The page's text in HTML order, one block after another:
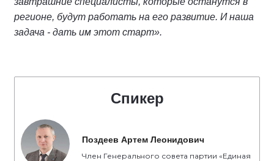
регионе, будут работать на его развитие. И наша
задача - дать им этот старт».
Спикер
Поздеев Артем Леонидович
Член Генерального совета партии «Единая